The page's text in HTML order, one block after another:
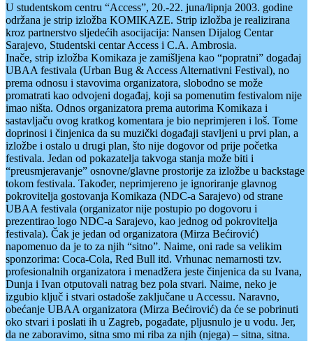
U studentskom centru “Access”, 20.-22. juna/lipnja 2003. godine
održana je strip izložba KOMIKAZE. Strip izložba je realizirana
kroz partnerstvo sljedećih asocijacija: Nansen Dijalog Centar
Sarajevo, Studentski centar Access i C.A. Ambrosia.
Inače, strip izložba Komikaza je zamišljena kao “popratni” događaj
UBAA festivala (Urban Bug & Access Alternativni Festival), no
prema odnosu i stavovima organizatora, slobodno se može
promatrati kao odvojeni događaj, koji sa pomenutim festivalom nije
imao ništa. Odnos organizatora prema autorima Komikaza i
sastavljaču ovog kratkog komentara je bio neprimjeren i loš. Tome
doprinosi i činjenica da su muzički događaji stavljeni u prvi plan, a
izložbe i ostalo u drugi plan, što nije dogovor od prije početka
festivala. Jedan od pokazatelja takvoga stanja može biti i
“preusmjeravanje” osnovne/glavne prostorije za izložbe u backstage
tokom festivala. Također, neprimjereno je ignoriranje glavnog
pokrovitelja gostovanja Komikaza (NDC-a Sarajevo) od strane
UBAA festivala (organizator nije postupio po dogovoru i
prezentirao logo NDC-a Sarajevo, kao jednog od pokrovitelja
festivala). Čak je jedan od organizatora (Mirza Bećirović)
napomenuo da je to za njih “sitno”. Naime, oni rade sa velikim
sponzorima: Coca-Cola, Red Bull itd. Vrhunac nemarnosti tzv.
profesionalnih organizatora i menadžera jeste činjenica da su Ivana,
Dunja i Ivan otputovali natrag bez pola stvari. Naime, neko je
izgubio ključ i stvari ostadoše zaključane u Accessu. Naravno,
obećanje UBAA organizatora (Mirza Bećirović) da će se pobrinuti
oko stvari i poslati ih u Zagreb, pogađate, pljusnulo je u vodu. Jer,
da ne zaboravimo, sitna smo mi riba za njih (njega) – sitna, sitna.